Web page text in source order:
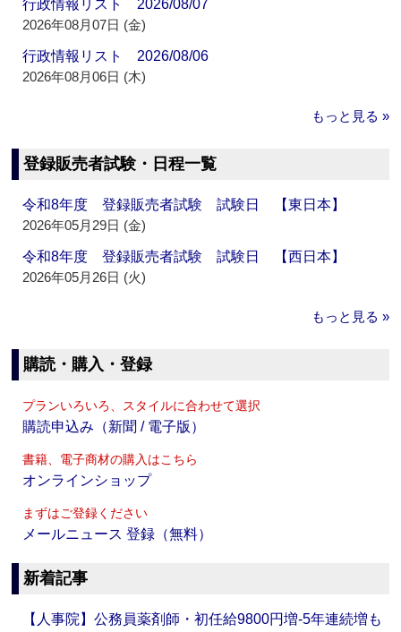
行政情報リスト 2026/08/07
2026年08月07日 (金)
行政情報リスト 2026/08/06
2026年08月06日 (木)
もっと見る »
登録販売者試験・日程一覧
令和8年度 登録販売者試験 試験日 【東日本】
2026年05月29日 (金)
令和8年度 登録販売者試験 試験日 【西日本】
2026年05月26日 (火)
もっと見る »
購読・購入・登録
プランいろいろ、スタイルに合わせて選択
購読申込み（新聞 / 電子版）
書籍、電子商材の購入はこちら
オンラインショップ
まずはご登録ください
メールニュース 登録（無料）
新着記事
【人事院】公務員薬剤師・初任給9800円増‐5年連続増も